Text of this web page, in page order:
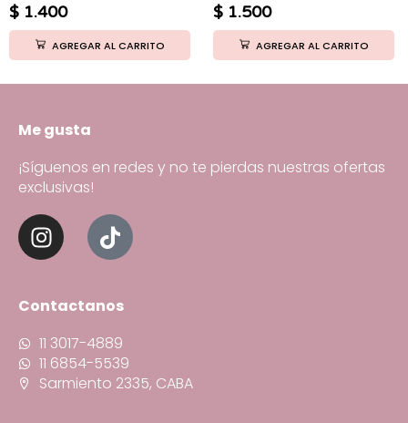
$ 1.400
AGREGAR AL CARRITO
$ 1.500
AGREGAR AL CARRITO
Me gusta
¡Síguenos en redes y no te pierdas nuestras ofertas
exclusivas!
Contactanos
11 3017-4889
11 6854-5539
Sarmiento 2335, CABA